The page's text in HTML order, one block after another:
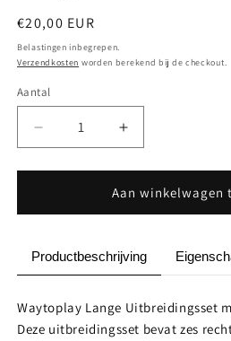
Normale
prijs
€20,00 EUR
Belastingen inbegrepen.
Verzendkosten worden berekend bij de checkout.
Aantal
Aantal
Aantal
verlagen
voor
Uitbreidingsset
lang
6
delig
Aantal
verhogen
voor
Uitbreidingsset
lang
6
delig
Aan winkelwagen
Productbeschrijving
Waytoplay Lange Uitbreidingsset
Deze uitbreidingsset bevat zes